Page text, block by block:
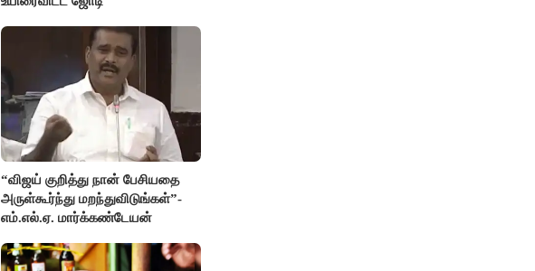
“விஜய் குறித்து நான் பேசியதை
அருள்கூர்ந்து மறந்துவிடுங்கள்”-
எம்.எல்.ஏ. மார்க்கண்டேயன்